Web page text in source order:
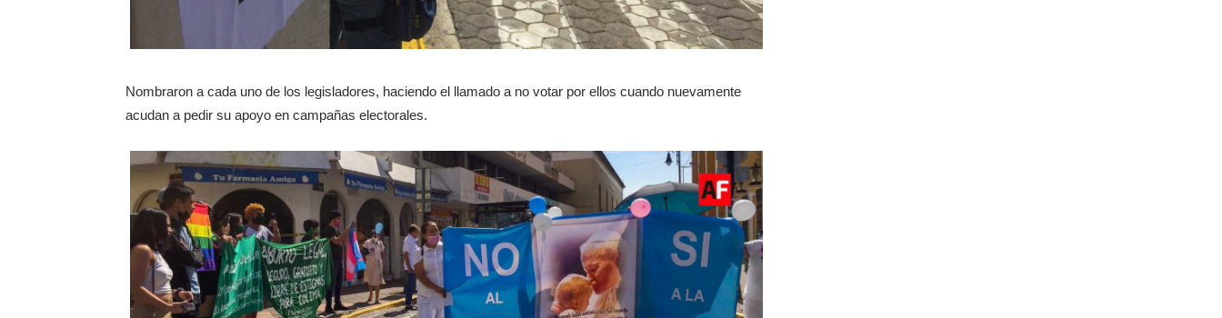
Nombraron a cada uno de los legisladores, haciendo el llamado a no votar por ellos cuando nuevamente
acudan a pedir su apoyo en campañas electorales.